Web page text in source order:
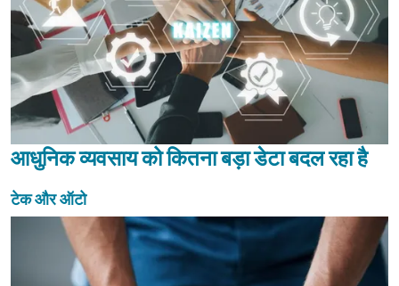
आधुनिक व्यवसाय को कितना बड़ा डेटा बदल रहा है
टेक और ऑटो